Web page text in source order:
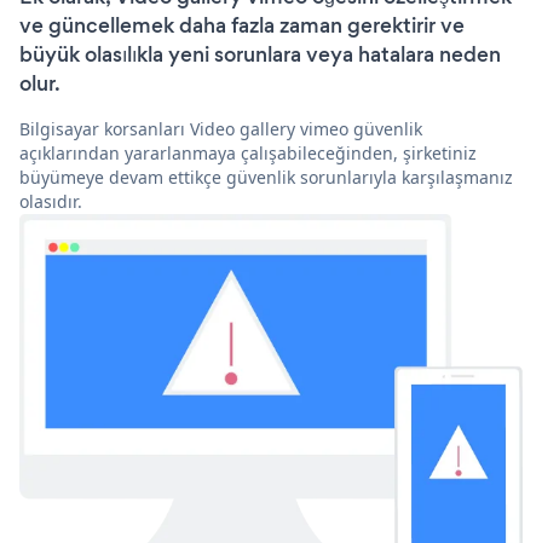
ve güncellemek daha fazla zaman gerektirir ve
büyük olasılıkla yeni sorunlara veya hatalara neden
olur.
Bilgisayar korsanları Video gallery vimeo güvenlik
açıklarından yararlanmaya çalışabileceğinden, şirketiniz
büyümeye devam ettikçe güvenlik sorunlarıyla karşılaşmanız
olasıdır.